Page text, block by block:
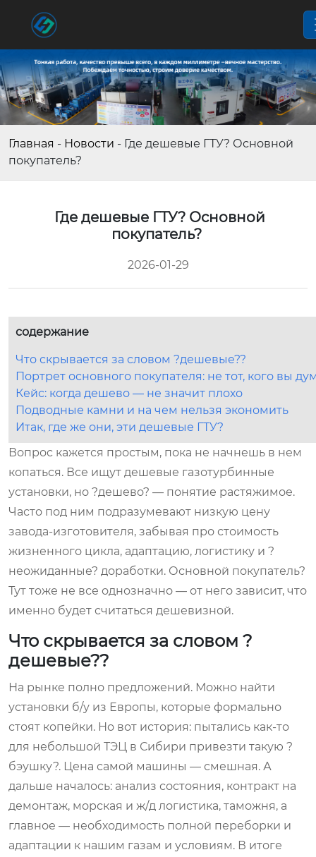
Главная - Новости - Где дешевые ГТУ? Основной
покупатель?
Где дешевые ГТУ? Основной
покупатель?
2026-01-29
содержание
Что скрывается за словом ?дешевые??
Портрет основного покупателя: не тот, кого вы
Кейс: когда дешево — не значит плохо
Подводные камни и на чем нельзя экономить
Итак, где же они, эти дешевые ГТУ?
Вопрос кажется простым, пока не начнешь в нем
копаться. Все ищут дешевые газотурбинные
установки, но ?дешево? — понятие растяжимое.
Часто под ним подразумевают низкую цену
завода-изготовителя, забывая про стоимость
жизненного цикла, адаптацию, логистику и ?
неожиданные? доработки. Основной покупатель?
Тут тоже не все однозначно — от него зависит, что
именно будет считаться дешевизной.
Что скрывается за словом ?
дешевые??
На рынке полно предложений. Можно найти
установки б/у из Европы, которые формально
стоят копейки. Но вот история: пытались как-то
для небольшой ТЭЦ в Сибири привезти такую ?
бэушку?. Цена самой машины — смешная. А
дальше началось: анализ состояния, контракт на
демонтаж, морская и ж/д логистика, таможня, а
главное — необходимость полной переборки и
адаптации к нашим газам и условиям. В итоге